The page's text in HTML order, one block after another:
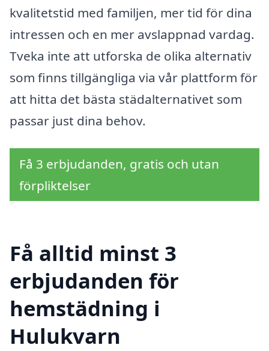
kvalitetstid med familjen, mer tid för dina
intressen och en mer avslappnad vardag.
Tveka inte att utforska de olika alternativ
som finns tillgängliga via vår plattform för
att hitta det bästa städalternativet som
passar just dina behov.
Få 3 erbjudanden, gratis och utan
förpliktelser
Få alltid minst 3
erbjudanden för
hemstädning i
Hulukvarn